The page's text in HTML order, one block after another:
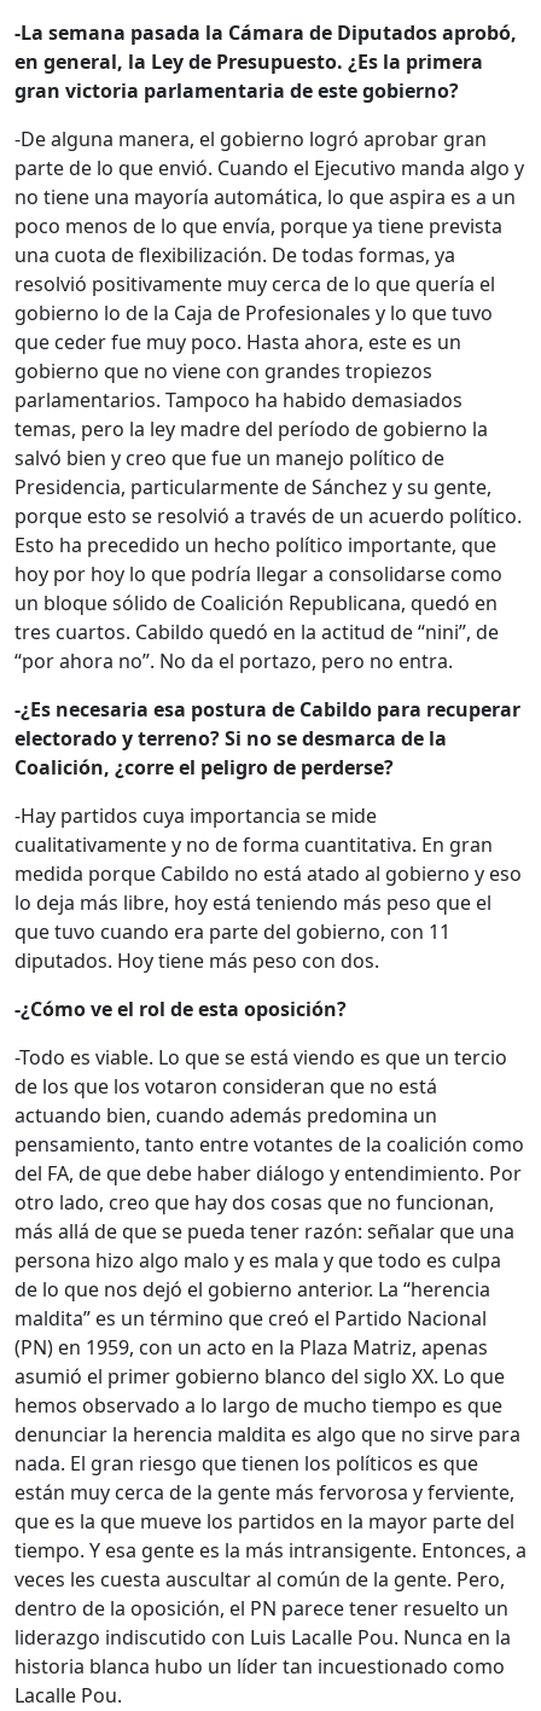
-La semana pasada la Cámara de Diputados aprobó,
en general, la Ley de Presupuesto. ¿Es la primera
gran victoria parlamentaria de este gobierno?
-De alguna manera, el gobierno logró aprobar gran
parte de lo que envió. Cuando el Ejecutivo manda algo y
no tiene una mayoría automática, lo que aspira es a un
poco menos de lo que envía, porque ya tiene prevista
una cuota de flexibilización. De todas formas, ya
resolvió positivamente muy cerca de lo que quería el
gobierno lo de la Caja de Profesionales y lo que tuvo
que ceder fue muy poco. Hasta ahora, este es un
gobierno que no viene con grandes tropiezos
parlamentarios. Tampoco ha habido demasiados
temas, pero la ley madre del período de gobierno la
salvó bien y creo que fue un manejo político de
Presidencia, particularmente de Sánchez y su gente,
porque esto se resolvió a través de un acuerdo político.
Esto ha precedido un hecho político importante, que
hoy por hoy lo que podría llegar a consolidarse como
un bloque sólido de Coalición Republicana, quedó en
tres cuartos. Cabildo quedó en la actitud de “nini”, de
“por ahora no”. No da el portazo, pero no entra.
-¿Es necesaria esa postura de Cabildo para recuperar
electorado y terreno? Si no se desmarca de la
Coalición, ¿corre el peligro de perderse?
-Hay partidos cuya importancia se mide
cualitativamente y no de forma cuantitativa. En gran
medida porque Cabildo no está atado al gobierno y eso
lo deja más libre, hoy está teniendo más peso que el
que tuvo cuando era parte del gobierno, con 11
diputados. Hoy tiene más peso con dos.
-¿Cómo ve el rol de esta oposición?
-Todo es viable. Lo que se está viendo es que un tercio
de los que los votaron consideran que no está
actuando bien, cuando además predomina un
pensamiento, tanto entre votantes de la coalición como
del FA, de que debe haber diálogo y entendimiento. Por
otro lado, creo que hay dos cosas que no funcionan,
más allá de que se pueda tener razón: señalar que una
persona hizo algo malo y es mala y que todo es culpa
de lo que nos dejó el gobierno anterior. La “herencia
maldita” es un término que creó el Partido Nacional
(PN) en 1959, con un acto en la Plaza Matriz, apenas
asumió el primer gobierno blanco del siglo XX. Lo que
hemos observado a lo largo de mucho tiempo es que
denunciar la herencia maldita es algo que no sirve para
nada. El gran riesgo que tienen los políticos es que
están muy cerca de la gente más fervorosa y ferviente,
que es la que mueve los partidos en la mayor parte del
tiempo. Y esa gente es la más intransigente. Entonces, a
veces les cuesta auscultar al común de la gente. Pero,
dentro de la oposición, el PN parece tener resuelto un
liderazgo indiscutido con Luis Lacalle Pou. Nunca en la
historia blanca hubo un líder tan incuestionado como
Lacalle Pou.